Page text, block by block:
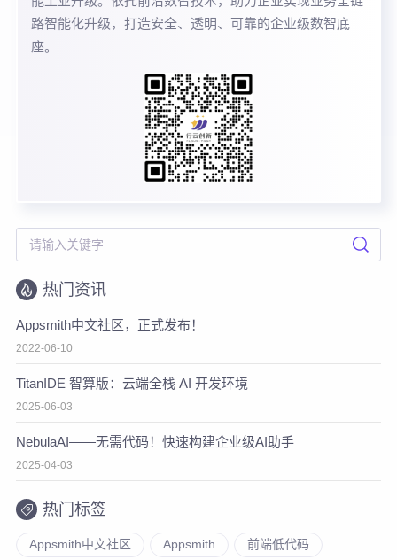
路智能化升级，打造安全、透明、可靠的企业级数智底
座。
热门资讯
Appsmith中文社区，正式发布！
2022-06-10
TitanIDE 智算版：云端全栈 AI 开发环境
2025-06-03
NebulaAI——无需代码！快速构建企业级AI助手
2025-04-03
热门标签
Appsmith中文社区 Appsmith 前端低代码